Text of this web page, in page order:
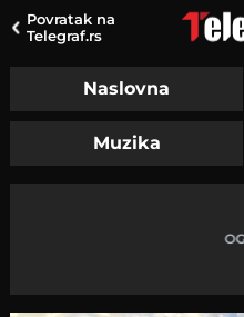
Povratak na
Telegraf.rs
Naslovna
Muzika